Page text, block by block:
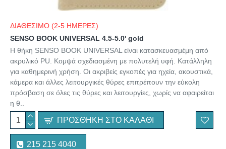
ΔΙΑΘΕΣΙΜΟ (2-5 ΗΜΕΡΕΣ)
SENSO BOOK UNIVERSAL 4.5-5.0' gold
Η θήκη SENSO BOOK UNIVERSAL είναι κατασκευασμέμη από
ακρυλικό PU. Κομψά σχεδιασμένη με πολυτελή υφή. Κατάλληλη
για καθημερινή χρήση. Οι ακριβείς εγκοπές για ηχεία, ακουστικά,
κάμερα και άλλες λειτουργικές θύρες επιτρέπουν την εύκολη
πρόσβαση σε όλες τις θύρες και λειτουργίες, χωρίς να αφαιρείται
η θ..
ΠΡΟΣΘΉΚΗ ΣΤΟ ΚΑΛΆΘΙ
215 215 4040